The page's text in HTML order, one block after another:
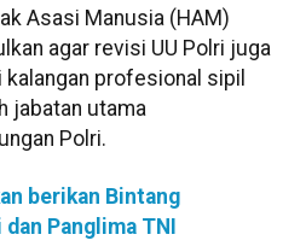
Asasi Manusia (HAM)
agar revisi UU Polri juga
profesional sipil
jabatan utama
Polri.
berikan Bintang
Panglima TNI